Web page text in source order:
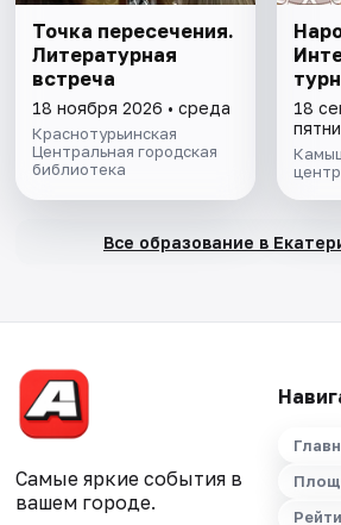
Точка пересечения.
Литературная
встреча
18 ноября 2026 • среда
Краснотурьинская
Центральная городская
библиотека
18
Все образование в
Самые яркие события в
вашем городе.